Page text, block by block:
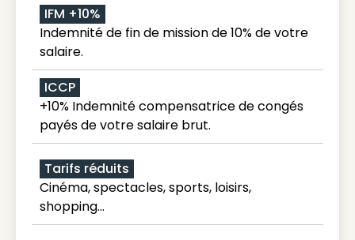
IFM +10%
Indemnité de fin de mission de 10% de votre
salaire.
ICCP
+10% Indemnité compensatrice de congés
payés de votre salaire brut.
Tarifs réduits
Cinéma, spectacles, sports, loisirs,
shopping...